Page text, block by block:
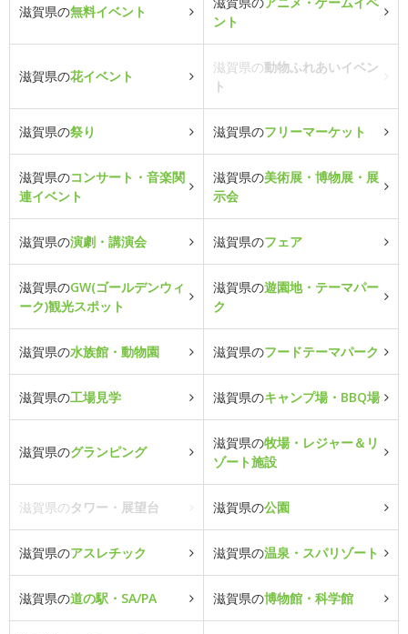
滋賀県の無料イベント
ント
滋賀県の花イベント
滋賀県の動物ふれあいイベン
ト
滋賀県の祭り 滋賀県のフリーマーケット
滋賀県のコンサート・音楽関
連イベント
滋賀県の美術展・博物展・展
示会
滋賀県の演劇・講演会 滋賀県のフェア
滋賀県のGW(ゴールデンウィ
ーク)観光スポット
滋賀県の遊園地・テーマパー
ク
滋賀県の水族館・動物園 滋賀県のフードテーマパーク
滋賀県の工場見学 滋賀県のキャンプ場・BBQ場
滋賀県のグランピング
滋賀県の牧場・レジャー＆リ
ゾート施設
滋賀県のタワー・展望台 滋賀県の公園
滋賀県のアスレチック 滋賀県の温泉・スパリゾート
滋賀県の道の駅・SA/PA 滋賀県の博物館・科学館